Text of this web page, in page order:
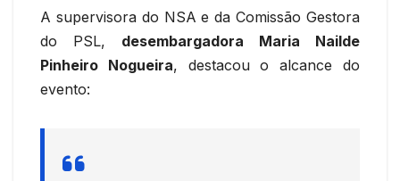
A supervisora do NSA e da Comissão Gestora
do PSL, desembargadora Maria Nailde
Pinheiro Nogueira, destacou o alcance do
evento: